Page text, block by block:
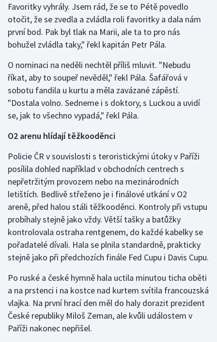
Favoritky vyhrály. Jsem rád, že se to Pétě povedlo
otočit, že se zvedla a zvládla roli favoritky a dala nám
první bod. Pak byl tlak na Marii, ale ta to pro nás
bohužel zvládla taky," řekl kapitán Petr Pála.
O nominaci na neděli nechtěl příliš mluvit. "Nebudu
říkat, aby to soupeř nevěděl," řekl Pála. Šafářová v
sobotu fandila u kurtu a měla zavázané zápěstí.
"Dostala volno. Sedneme i s doktory, s Luckou a uvidí
se, jak to všechno vypadá," řekl Pála.
O2 arenu hlídají těžkooděnci
Policie ČR v souvislosti s teroristickými útoky v Paříži
posílila dohled například v obchodních centrech s
nepřetržitým provozem nebo na mezinárodních
letištích. Bedlivě střeženo je i finálové utkání v O2
areně, před halou stáli těžkooděnci. Kontroly při vstupu
probíhaly stejně jako vždy. Větší tašky a batůžky
kontrolovala ostraha rentgenem, do každé kabelky se
pořadatelé dívali. Hala se plnila standardně, prakticky
stejně jako při předchozích finále Fed Cupu i Davis Cupu.
Po ruské a české hymně hala uctila minutou ticha oběti
a na prstenci i na kostce nad kurtem svítila francouzská
vlajka. Na první hrací den měl do haly dorazit prezident
České republiky Miloš Zeman, ale kvůli událostem v
Paříži nakonec nepřišel.